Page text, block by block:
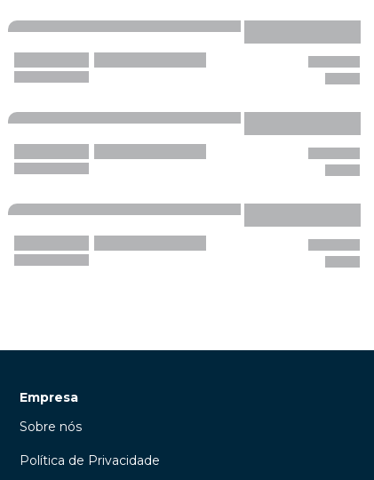
Empresa
Sobre nós
Política de Privacidade